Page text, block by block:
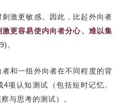
激更敏感。因此，比起外向者
激更容易使内向者分心、难以集
。
和一组外向者在不同程度的背
项认知测试（包括短时记忆、
与思考的测试）。